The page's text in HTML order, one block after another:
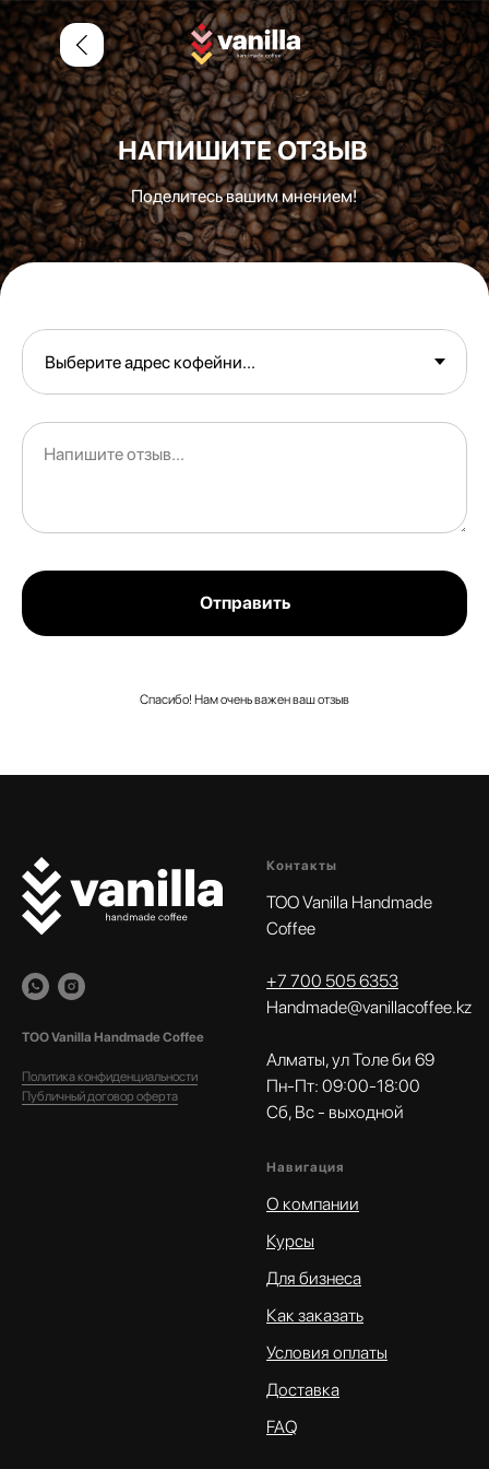
Поделитесь вашим мнением!
НАПИШИТЕ ОТЗЫВ
Напишите отзыв...
Отправить
Спасибо! Нам очень важен ваш отзыв
ТОО Vanilla Handmade Coffee
Политика конфиденциальности
Публичный договор оферта
Контакты
TOO Vanilla Handmade
Coffee
+7 700 505 6353
Handmade@vanillacoffee.kz
Алматы, ул Толе би 69
Пн-Пт: 09:00-18:00
Сб, Вс - выходной
Навигация
О компании
Курсы
Для бизнеса
Как заказать
Условия оплаты
Доставка
FAQ